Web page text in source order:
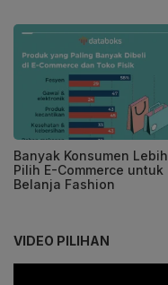
Banyak Konsumen Lebih
Pilih E-Commerce untuk
Belanja Fashion
VIDEO PILIHAN